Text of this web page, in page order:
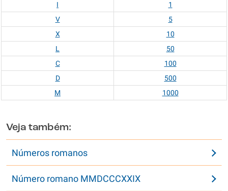
I
1
V
5
X
10
L
50
C
100
D
500
M
1000
Veja também:
Números romanos
Número romano MMDCCCXXIX